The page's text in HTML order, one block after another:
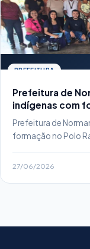
PREFEITURA
Prefeitura de
indígenas com
Prefeitura de
formação no Polo
27/06/2026